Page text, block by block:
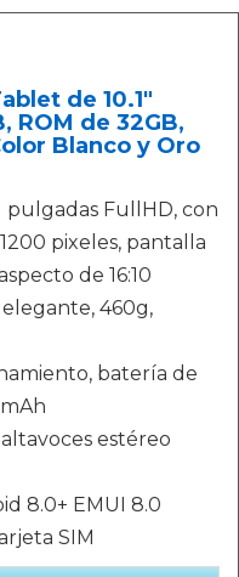
de 10.1"
ROM de 32GB,
Blanco y Oro
pulgadas FullHD, con
pixeles, pantalla
de 16:10
460g,
batería de
estéreo
8.0+ EMUI 8.0
SIM